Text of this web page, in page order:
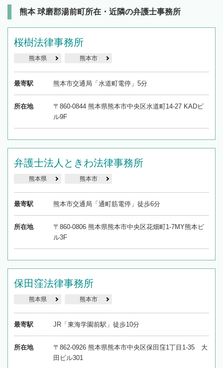
熊本 球磨郡湯前町所在・近隣の弁護士事務所
桜樹法律事務所
熊本県 熊本市
最寄駅 熊本市交通局「水道町電停」5分
所在地
〒860-0844 熊本県熊本市中央区水道町14-27 KADビ
ル9F
弁護士法人ときわ法律事務所
熊本県 熊本市
最寄駅 熊本市交通局「通町筋電停」徒歩6分
所在地
〒860-0806 熊本県熊本市中央区花畑町1-7MY熊本ビ
ル3F
保田窪法律事務所
熊本県 熊本市
最寄駅 JR「東海学園前駅」徒歩10分
所在地
〒862-0926 熊本県熊本市中央区保田窪1丁目1-35 大
田ビル301